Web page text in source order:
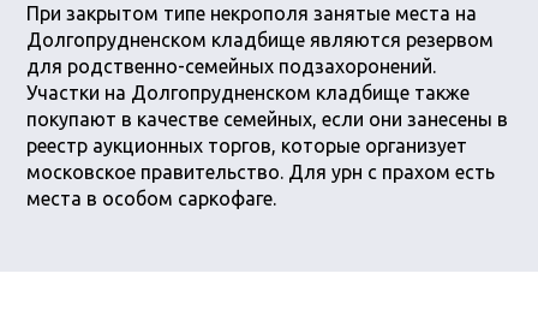
При закрытом типе некрополя занятые места на
Долгопрудненском кладбище являются резервом
для родственно-семейных подзахоронений.
Участки на Долгопрудненском кладбище также
покупают в качестве семейных, если они занесены в
реестр аукционных торгов, которые организует
московское правительство. Для урн с прахом есть
места в особом саркофаге.